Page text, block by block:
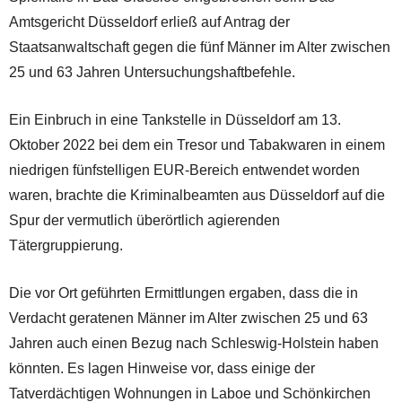
Amtsgericht Düsseldorf erließ auf Antrag der
Staatsanwaltschaft gegen die fünf Männer im Alter zwischen
25 und 63 Jahren Untersuchungshaftbefehle.
Ein Einbruch in eine Tankstelle in Düsseldorf am 13.
Oktober 2022 bei dem ein Tresor und Tabakwaren in einem
niedrigen fünfstelligen EUR-Bereich entwendet worden
waren, brachte die Kriminalbeamten aus Düsseldorf auf die
Spur der vermutlich überörtlich agierenden
Tätergruppierung.
Die vor Ort geführten Ermittlungen ergaben, dass die in
Verdacht geratenen Männer im Alter zwischen 25 und 63
Jahren auch einen Bezug nach Schleswig-Holstein haben
könnten. Es lagen Hinweise vor, dass einige der
Tatverdächtigen Wohnungen in Laboe und Schönkirchen